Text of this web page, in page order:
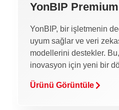
YonBIP Premium
YonBIP, bir işletmenin
uyum sağlar ve veri
modellerini destekler.
inovasyon için yeni bir
Ürünü Görüntüle